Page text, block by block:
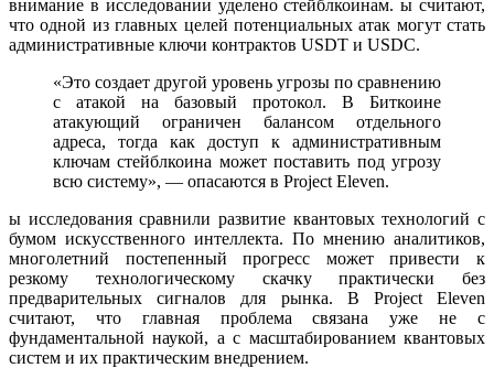
внимание в исследовании уделено стейблкоинам. ы считают,
что одной из главных целей потенциальных атак могут стать
административные ключи контрактов USDT и USDC.
«Это создает другой уровень угрозы по сравнению
с атакой на базовый протокол. В Биткоине
атакующий ограничен балансом отдельного
адреса, тогда как доступ к административным
ключам стейблкоина может поставить под угрозу
всю систему», — опасаются в Project Eleven.
ы исследования сравнили развитие квантовых технологий с
бумом искусственного интеллекта. По мнению аналитиков,
многолетний постепенный прогресс может привести к
резкому технологическому скачку практически без
предварительных сигналов для рынка. В Project Eleven
считают, что главная проблема связана уже не с
фундаментальной наукой, а с масштабированием квантовых
систем и их практическим внедрением.